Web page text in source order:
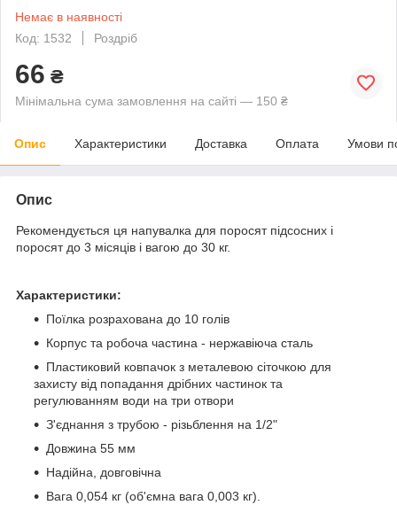
Немає в наявності
Код: 1532
Роздріб
66 ₴
Мінімальна сума замовлення на сайті — 150 ₴
Опис Характеристики Доставка Оплата Умови
Опис
Рекомендується ця напувалка для поросят підсосних і
поросят до 3 місяців і вагою до 30 кг.
Характеристики:
Поїлка розрахована до 10 голів
Корпус та робоча частина - нержавіюча сталь
Пластиковий ковпачок з металевою сіточкою для
захисту від попадання дрібних частинок та
регулюванням води на три отвори
З'єднання з трубою - різьблення на 1/2"
Довжина 55 мм
Надійна, довговічна
Вага 0,054 кг (об'ємна вага 0,003 кг).